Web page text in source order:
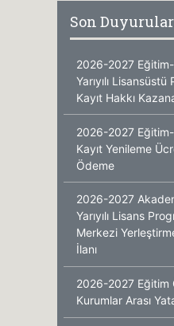
Son Duyurular
2026-2027 Eğitim-
Yarıyılı Lisansüstü
Kayıt Hakkı
2026-2027
Kayıt Yenileme
Ödeme
2026-2027
Yarıyılı Lisans
Merkezi
İlanı
2026-2027 Eğitim
Kurumlar Arası